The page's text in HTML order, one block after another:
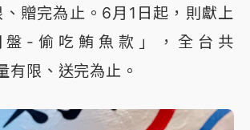
贈完為止。6月1日起，則獻上
盤-偷吃鮪魚款」，全台共
限、送完為止。